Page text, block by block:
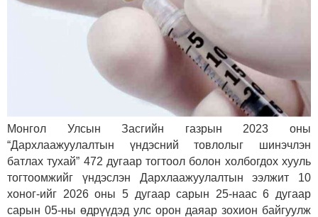
Монгол Улсын Засгийн газрын 2023 оны
“Дархлаажуулалтын үндэсний товлолыг шинэчлэн
батлах тухай” 472 дугаар тогтоол болон холбогдох хууль
тогтоомжийг үндэслэн Дархлаажуулалтын ээлжит 10
хоног-ийг 2026 оны 5 дугаар сарын 25-наас 6 дугаар
сарын 05-ны өдрүүдэд улс орон даяар зохион байгуулж